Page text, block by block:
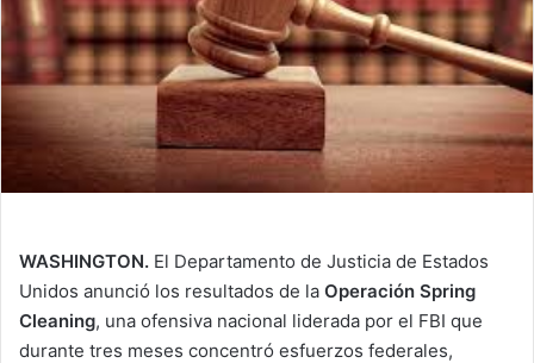
WASHINGTON. El Departamento de Justicia de Estados
Unidos anunció los resultados de la Operación Spring
Cleaning, una ofensiva nacional liderada por el FBI que
durante tres meses concentró esfuerzos federales,